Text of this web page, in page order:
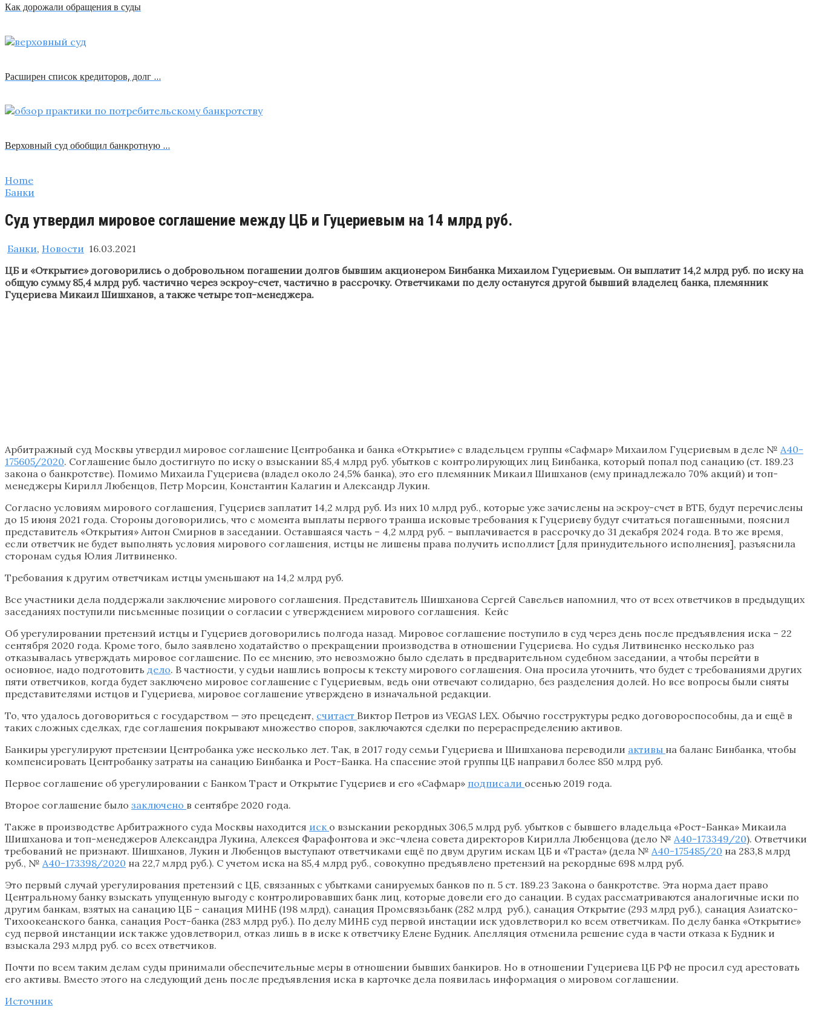
Как дорожали обращения в суды
Расширен список кредиторов, долг …
Верховный суд обобщил банкротную …
Home
Банки
Суд утвердил мировое соглашение между ЦБ и Гуцериевым на 14 млрд руб.
Банки, Новости 16.03.2021
ЦБ и «Открытие» договорились о добровольном погашении долгов бывшим акционером Бинбанка Михаилом Гуцериевым. Он выплатит 14,2 млрд руб. по иску на
общую сумму 85,4 млрд руб. частично через эскроу-счет, частично в рассрочку. Ответчиками по делу останутся другой бывший владелец банка, племянник
Гуцериева Микаил Шишханов, а также четыре топ-менеджера.
Арбитражный суд Москвы утвердил мировое соглашение Центробанка и банка «Открытие» с владельцем группы «Сафмар» Михаилом Гуцериевым в деле № А40-
175605/2020. Соглашение было достигнуто по иску о взыскании 85,4 млрд руб. убытков с контролирующих лиц Бинбанка, который попал под санацию (ст. 189.23
закона о банкротстве). Помимо Михаила Гуцериева (владел около 24,5% банка), это его племянник Микаил Шишханов (ему принадлежало 70% акций) и топ-
менеджеры Кирилл Любенцов, Петр Морсин, Константин Калагин и Александр Лукин.
Согласно условиям мирового соглашения, Гуцериев заплатит 14,2 млрд руб. Из них 10 млрд руб., которые уже зачислены на эскроу-счет в ВТБ, будут перечислены
до 15 июня 2021 года. Стороны договорились, что с момента выплаты первого транша исковые требования к Гуцериеву будут считаться погашенными, пояснил
представитель «Открытия» Антон Смирнов в заседании. Оставшаяся часть – 4,2 млрд руб. – выплачивается в рассрочку до 31 декабря 2024 года. В то же время,
если ответчик не будет выполнять условия мирового соглашения, истцы не лишены права получить исполлист [для принудительного исполнения], разъяснила
сторонам судья Юлия Литвиненко.
Требования к другим ответчикам истцы уменьшают на 14,2 млрд руб.
Все участники дела поддержали заключение мирового соглашения. Представитель Шишханова Сергей Савельев напомнил, что от всех ответчиков в предыдущих
заседаниях поступили письменные позиции о согласии с утверждением мирового соглашения. Кейс
Об урегулировании претензий истцы и Гуцериев договорились полгода назад. Мировое соглашение поступило в суд через день после предъявления иска – 22
сентября 2020 года. Кроме того, было заявлено ходатайство о прекращении производства в отношении Гуцериева. Но судья Литвиненко несколько раз
отказывалась утверждать мировое соглашение. По ее мнению, это невозможно было сделать в предварительном судебном заседании, а чтобы перейти в
основное, надо подготовить дело. В частности, у судьи нашлись вопросы к тексту мирового соглашения. Она просила уточнить, что будет с требованиями других
пяти ответчиков, когда будет заключено мировое соглашение с Гуцериевым, ведь они отвечают солидарно, без разделения долей. Но все вопросы были сняты
представителями истцов и Гуцериева, мировое соглашение утверждено в изначальной редакции.
То, что удалось договориться с государством — это прецедент, считает Виктор Петров из VEGAS LEX. Обычно госструктуры редко договороспособны, да и ещё в
таких сложных сделках, где соглашения покрывают множество споров, заключаются сделки по перераспределению активов.
Банкиры урегулируют претензии Центробанка уже несколько лет. Так, в 2017 году семьи Гуцериева и Шишханова переводили активы на баланс Бинбанка, чтобы
компенсировать Центробанку затраты на санацию Бинбанка и Рост-Банка. На спасение этой группы ЦБ направил более 850 млрд руб.
Первое соглашение об урегулировании с Банком Траст и Открытие Гуцериев и его «Сафмар» подписали осенью 2019 года.
Второе соглашение было заключено в сентябре 2020 года.
Также в производстве Арбитражного суда Москвы находится иск о взыскании рекордных 306,5 млрд руб. убытков с бывшего владельца «Рост-Банка» Микаила
Шишханова и топ-менеджеров Александра Лукина, Алексея Фарафонтова и экс-члена совета директоров Кирилла Любенцова (дело № А40-173349/20). Ответчики
требований не признают. Шишханов, Лукин и Любенцов выступают ответчиками ещё по двум другим искам ЦБ и «Траста» (дела № А40-175485/20 на 283,8 млрд
руб., № А40-173398/2020 на 22,7 млрд руб.). С учетом иска на 85,4 млрд руб., совокупно предъявлено претензий на рекордные 698 млрд руб.
Это первый случай урегулирования претензий с ЦБ, связанных с убытками санируемых банков по п. 5 ст. 189.23 Закона о банкротстве. Эта норма дает право
Центральному банку взыскать упущенную выгоду с контролировавших банк лиц, которые довели его до санации. В судах рассматриваются аналогичные иски по
другим банкам, взятых на санацию ЦБ – санация МИНБ (198 млрд), санация Промсвязьбанк (282 млрд руб.), санация Открытие (293 млрд руб.), санация Азиатско-
Тихоокеанского банка, санация Рост-банка (283 млрд руб.). По делу МИНБ суд первой инстации иск удовлетворил ко всем ответчикам. По делу банка «Открытие»
суд первой инстанции иск также удовлетворил, отказ лишь в в иске к ответчику Елене Будник. Апелляция отменила решение суда в части отказа к Будник и
взыскала 293 млрд руб. со всех ответчиков.
Почти по всем таким делам суды принимали обеспечительные меры в отношении бывших банкиров. Но в отношении Гуцериева ЦБ РФ не просил суд арестовать
его активы. Вместо этого на следующий день после предъявления иска в карточке дела появилась информация о мировом соглашении.
Источник